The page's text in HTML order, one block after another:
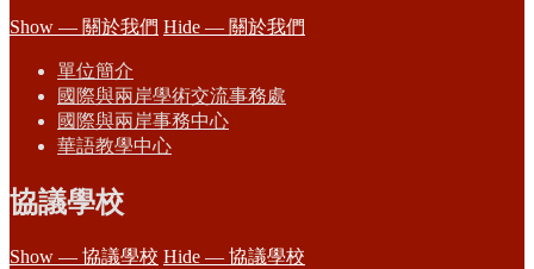
Show — 關於我們 Hide — 關於我們
單位簡介
國際與兩岸學術交流事務處
國際與兩岸事務中心
華語教學中心
協議學校
Show — 協議學校 Hide — 協議學校